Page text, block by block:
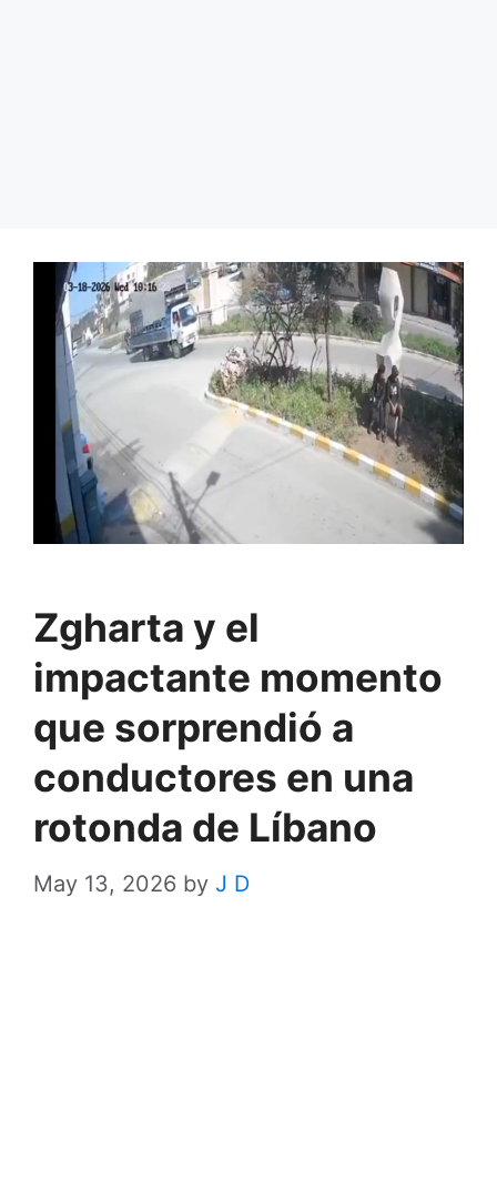
Zgharta y el
impactante momento
que sorprendió a
conductores en una
rotonda de Líbano
May 13, 2026 by J D